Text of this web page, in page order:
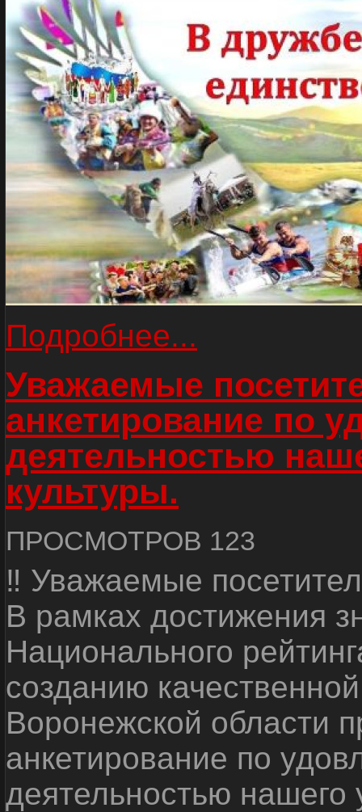
Подробнее...
Уважаемые
анкетирование по
деятельностью
культуры.
ПРОСМОТРОВ 123
‼ Уважаемые
В рамках достижения
Национального
созданию
Воронежской области
анкетирование по
деятельностью нашего